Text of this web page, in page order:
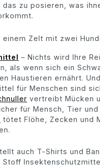
zu posieren, was
– Nichts wird Ihre
als wenn sich ein
Haustieren ernährt.
für Menschen sind
vertreibt Mücken
für Mensch, Tier und
tötet Flöhe, Zecken und
auch T-Shirts und
Stoff